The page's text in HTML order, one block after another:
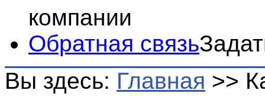
компании
Обратная связь
Вы здесь: Главная >>